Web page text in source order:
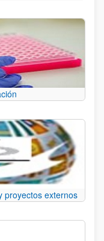
proyectos externos